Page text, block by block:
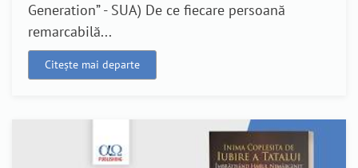
Generation” - SUA) De ce fiecare persoană
remarcabilă...
Citește mai departe